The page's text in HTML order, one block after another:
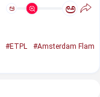
ಅ ಅ
#ETPL
#Amsterdam Flam